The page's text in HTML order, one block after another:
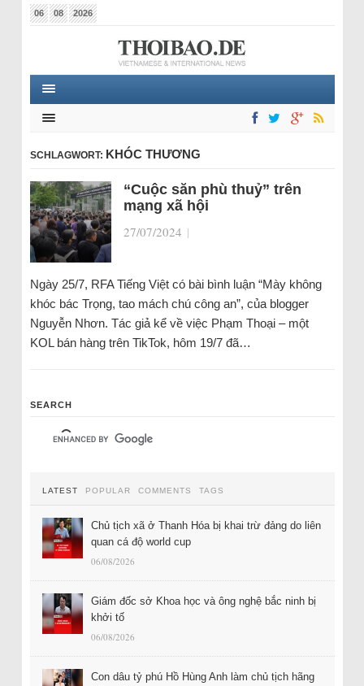
06 08 2026
SCHLAGWORT: KHÓC THƯƠNG
“Cuộc săn phù thuỷ” trên
mạng xã hội
27/07/2024 |
Ngày 25/7, RFA Tiếng Việt có bài bình luận “Mày không
khóc bác Trọng, tao mách chú công an”, của blogger
Nguyễn Nhơn. Tác giả kể về việc Phạm Thoại – một
KOL bán hàng trên TikTok, hôm 19/7 đã…
SEARCH
LATEST POPULAR COMMENTS TAGS
Chủ tịch xã ở Thanh Hóa bị khai trừ đảng do liên
quan cá độ world cup
06/08/2026
Giám đốc sở Khoa học và ông nghệ bắc ninh bị
khởi tố
06/08/2026
Con dâu tỷ phú Hồ Hùng Anh làm chủ tịch hãng